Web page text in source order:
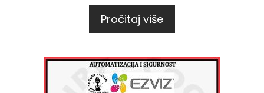
Pročitaj više